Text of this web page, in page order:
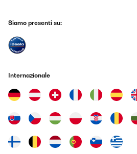
Siamo presenti su:
Internazionale